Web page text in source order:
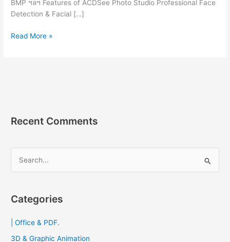
BMP ฯลฯ Features of ACDSee Photo Studio Professional Face
Detection & Facial […]
ACDSee
ไฟล์
2023
Read More »
Recent Comments
r
f
Categories
| Office & PDF.
3D & Graphic Animation